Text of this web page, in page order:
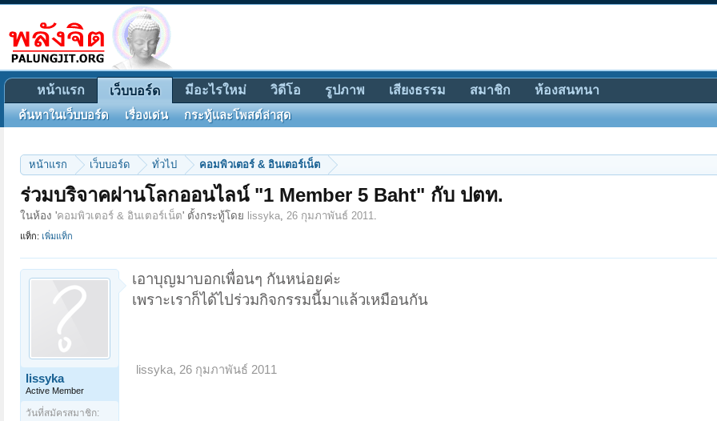
หน้าแรก เว็บบอร์ด ทั่วไป คอมพิวเตอร์ & อินเตอร์เน็ต
ร่วมบริจาคผ่านโลกออนไลน์ "1 Member 5 Baht" กับ ปตท.
ในห้อง 'คอมพิวเตอร์ & อินเตอร์เน็ต' ตั้งกระทู้โดย lissyka, 26 กุมภาพันธ์ 2011.
แท็ก: เพิ่มแท็ก
lissyka
Active Member
วันที่สมัครสมาชิก:
เอาบุญมาบอกเพื่อนๆ กันหน่อยค่ะ
เพราะเราก็ได้ไปร่วมกิจกรรมนี้มาแล้วเหมือนกัน
lissyka, 26 กุมภาพันธ์ 2011
หน้าแรก เว็บบอร์ด
ค้นหาในเว็บบอร์ด เรื่องเด่น กระทู้และโพสต์ล่าสุด
มีอะไรใหม่ วิดีโอ รูปภาพ เสียงธรรม สมาชิก ห้องสนทนา